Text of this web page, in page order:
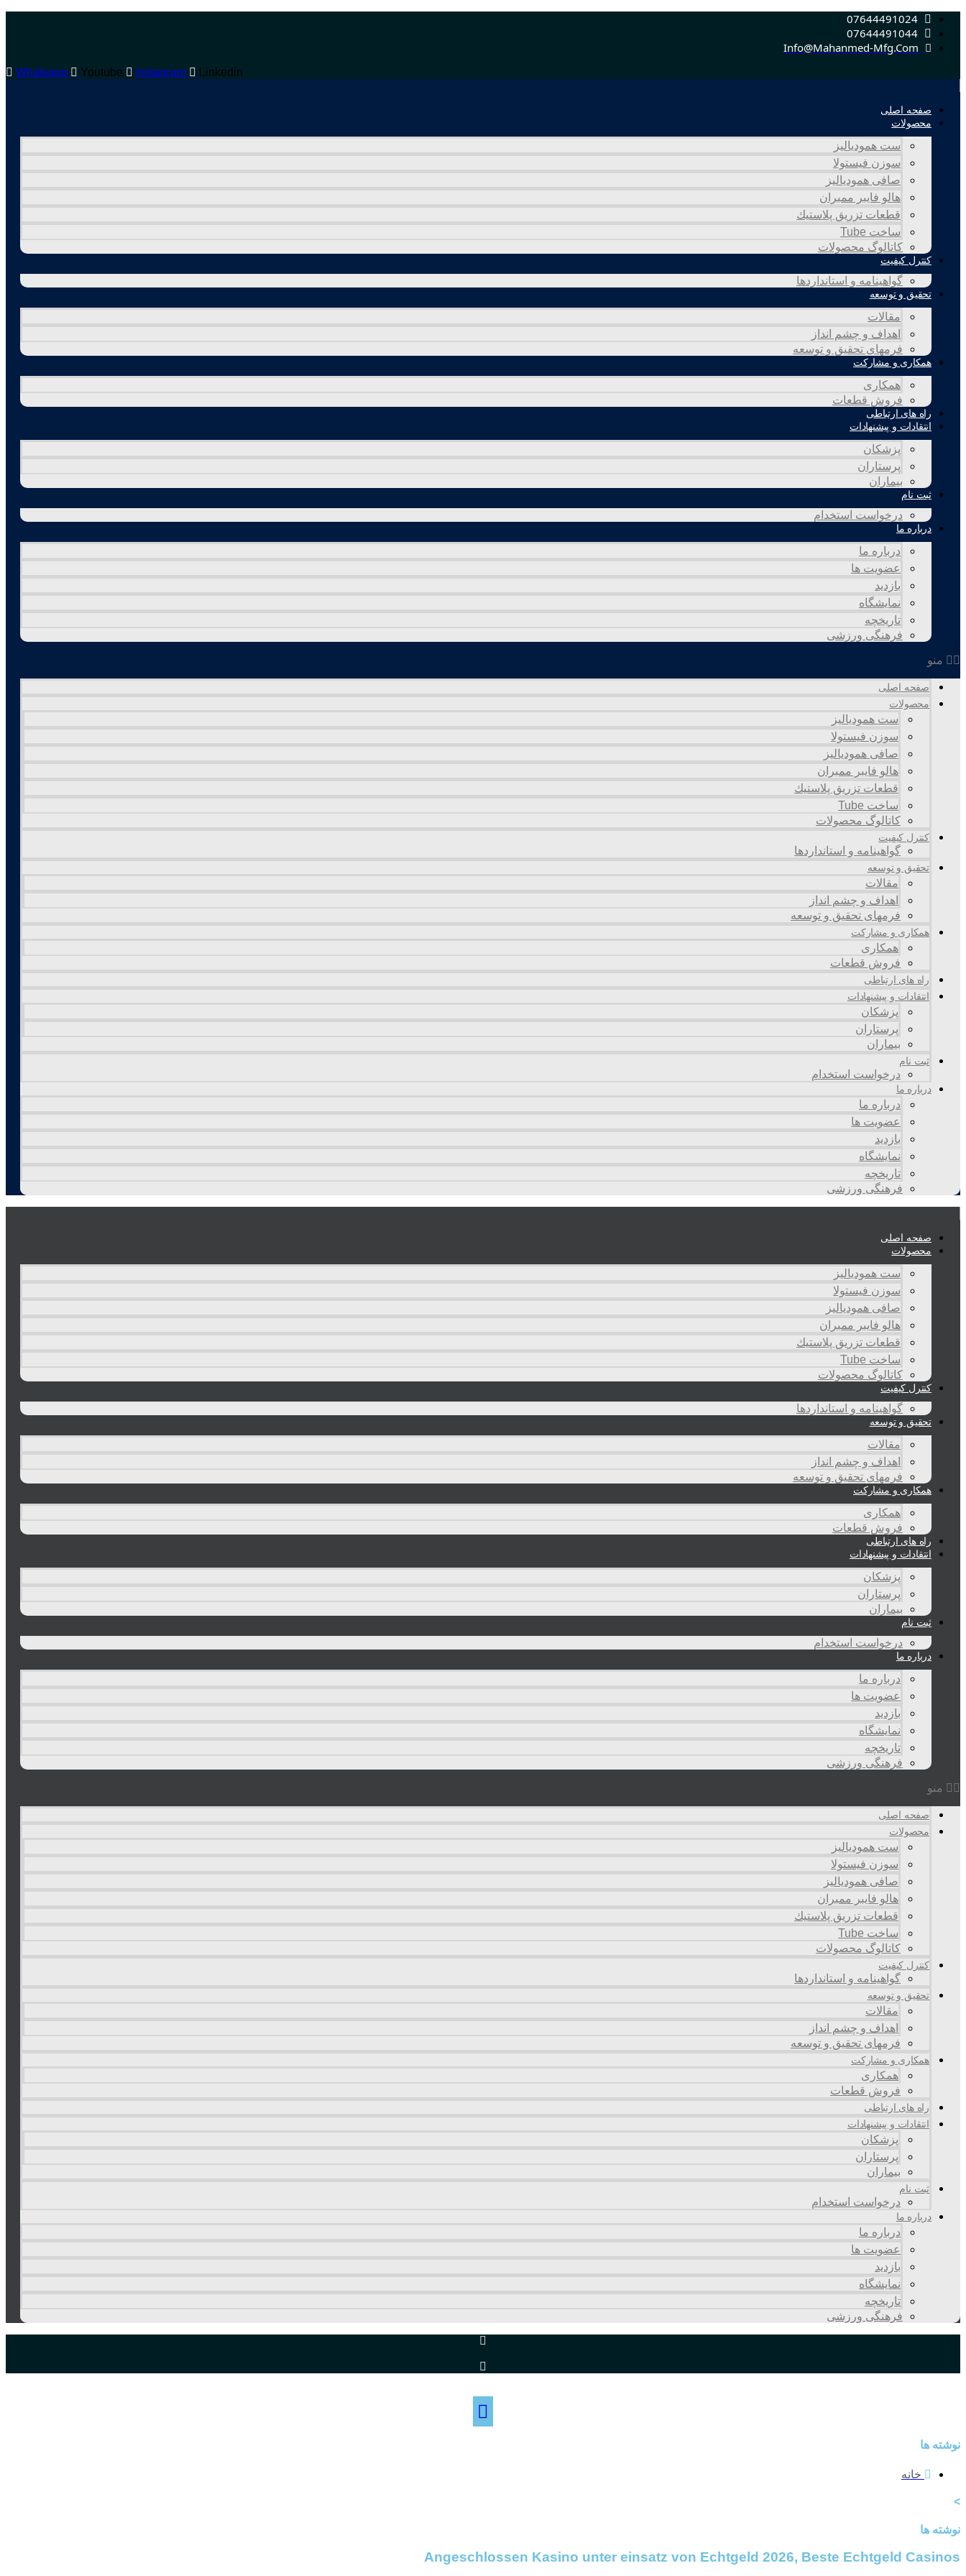
پرش
محتوا
07644491024
07644491044
Info@mahanmed-Mfg.com
Whatsapp Youtube Instagram Linkedin
صفحه اصلی
محصولات
ست همودیالیز
سوزن فیستولا
صافی همودیالیز
هالو فایبر ممبران
قطعات تزريق پلاستيك
ساخت Tube
کاتالوگ محصولات
کنترل کیفیت
گواهينامه و استانداردها
تحقيق و توسعه
مقالات
اهداف و چشم انداز
فرمهای تحقیق و توسعه
همکاری و مشارکت
همکاری
فروش قطعات
راه های ارتباطی
انتقادات و پيشنهادات
پزشكان
پرستاران
بيماران
ثبت نام
درخواست استخدام
درباره ما
درباره ما
عضویت ها
بازدید
نمایشگاه
تاريخچه
فرهنگی ورزشی
منو
صفحه اصلی
محصولات
ست همودیالیز
سوزن فیستولا
صافی همودیالیز
هالو فایبر ممبران
قطعات تزريق پلاستيك
ساخت Tube
کاتالوگ محصولات
کنترل کیفیت
گواهينامه و استانداردها
تحقيق و توسعه
مقالات
اهداف و چشم انداز
فرمهای تحقیق و توسعه
همکاری و مشارکت
همکاری
فروش قطعات
راه های ارتباطی
انتقادات و پيشنهادات
پزشكان
پرستاران
بيماران
ثبت نام
درخواست استخدام
درباره ما
درباره ما
عضویت ها
بازدید
نمایشگاه
تاريخچه
فرهنگی ورزشی
صفحه اصلی
محصولات
ست همودیالیز
سوزن فیستولا
صافی همودیالیز
هالو فایبر ممبران
قطعات تزريق پلاستيك
ساخت Tube
کاتالوگ محصولات
کنترل کیفیت
گواهينامه و استانداردها
تحقيق و توسعه
مقالات
اهداف و چشم انداز
فرمهای تحقیق و توسعه
همکاری و مشارکت
همکاری
فروش قطعات
راه های ارتباطی
انتقادات و پيشنهادات
پزشكان
پرستاران
بيماران
ثبت نام
درخواست استخدام
درباره ما
درباره ما
عضویت ها
بازدید
نمایشگاه
تاريخچه
فرهنگی ورزشی
منو
صفحه اصلی
محصولات
ست همودیالیز
سوزن فیستولا
صافی همودیالیز
هالو فایبر ممبران
قطعات تزريق پلاستيك
ساخت Tube
کاتالوگ محصولات
کنترل کیفیت
گواهينامه و استانداردها
تحقيق و توسعه
مقالات
اهداف و چشم انداز
فرمهای تحقیق و توسعه
همکاری و مشارکت
همکاری
فروش قطعات
راه های ارتباطی
انتقادات و پيشنهادات
پزشكان
پرستاران
بيماران
ثبت نام
درخواست استخدام
درباره ما
درباره ما
عضویت ها
بازدید
نمایشگاه
تاريخچه
فرهنگی ورزشی
نوشته ها
خانه
>
نوشته ها
Angeschlossen Kasino unter einsatz von Echtgeld 2026, Beste Echtgeld Casinos